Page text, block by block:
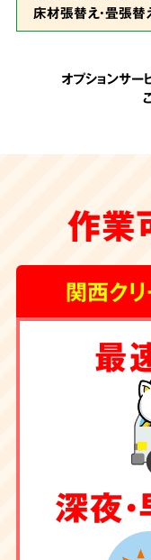
追加費
関西クリーンサ
です。お見積り
示させて頂く
ない勝手な追加
除菌・
クリー
床材張替え・畳張替
オプションサー
作業
関西ク
最
深夜